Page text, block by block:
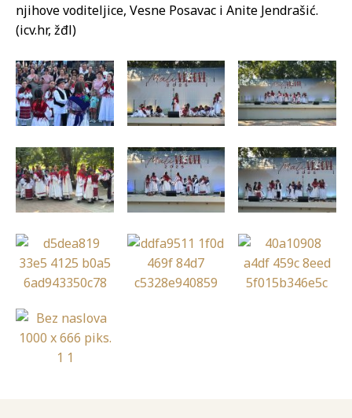
njihove voditeljice, Vesne Posavac i Anite Jendrašić.
(icv.hr, žđl)